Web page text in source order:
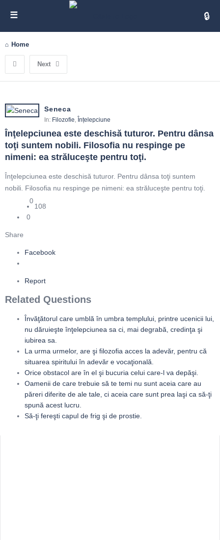
Home
Next
Seneca
In: Filozofie, Înțelepciune
Înţelepciunea este deschisă tuturor. Pentru dânsa
toţi suntem nobili. Filosofia nu respinge pe
nimeni: ea străluceşte pentru toţi.
Înţelepciunea este deschisă tuturor. Pentru dânsa toţi suntem
nobili. Filosofia nu respinge pe nimeni: ea străluceşte pentru toţi.
0
108
0
Share
Facebook
Report
Related Questions
Învăţătorul care umblă în umbra templului, printre ucenicii lui,
nu dăruieşte înţelepciunea sa ci, mai degrabă, credinţa şi
iubirea sa.
La urma urmelor, are şi filozofia acces la adevăr, pentru că
situarea spiritului în adevăr e vocaţională.
Orice obstacol are în el şi bucuria celui care-l va depăşi.
Oamenii de care trebuie să te temi nu sunt aceia care au
păreri diferite de ale tale, ci aceia care sunt prea laşi ca să-ţi
spună acest lucru.
Să-ţi fereşti capul de frig şi de prostie.